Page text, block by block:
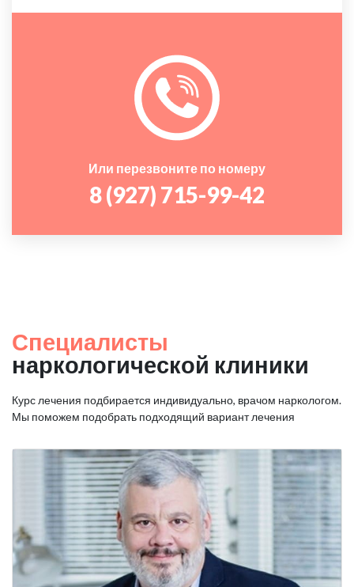
Или перезвоните по номеру
8 (927) 715-99-42
Специалисты
наркологической клиники
Курс лечения подбирается индивидуально, врачом наркологом.
Мы поможем подобрать подходящий вариант лечения